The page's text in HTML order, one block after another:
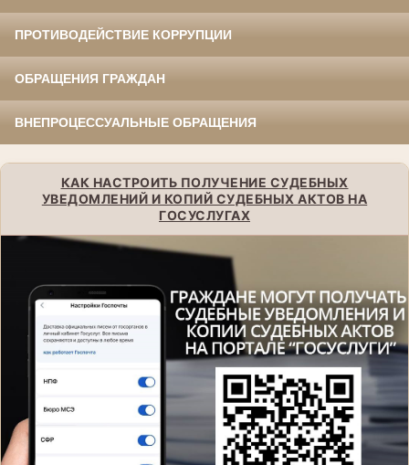
ПРОТИВОДЕЙСТВИЕ КОРРУПЦИИ
ОБРАЩЕНИЯ ГРАЖДАН
ВНЕПРОЦЕССУАЛЬНЫЕ ОБРАЩЕНИЯ
КАК НАСТРОИТЬ ПОЛУЧЕНИЕ СУДЕБНЫХ
УВЕДОМЛЕНИЙ И КОПИЙ СУДЕБНЫХ АКТОВ НА
ГОСУСЛУГАХ